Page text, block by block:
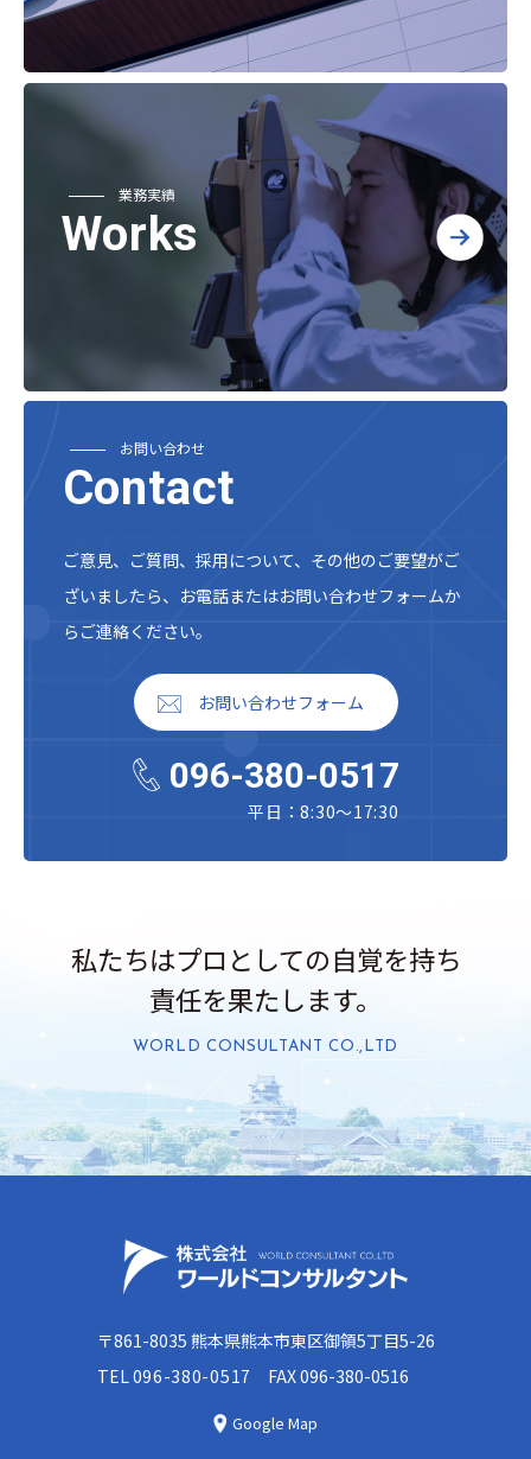
業務実績
Works
お問い合わせ
Contact
ご意見、ご質問、採用について、その他のご要望がご
ざいましたら、 お電話またはお問い合わせフォームか
らご連絡ください。
お問い合わせフォーム
096-380-0517
平日：8:30～17:30
私たちはプロとしての自覚を持ち
責任を果たします。
WORLD CONSULTANT CO.,LTD
〒861-8035 熊本県熊本市東区御領5丁目5-26
TEL096-380-0517 FAX 096-380-0516
Google Map